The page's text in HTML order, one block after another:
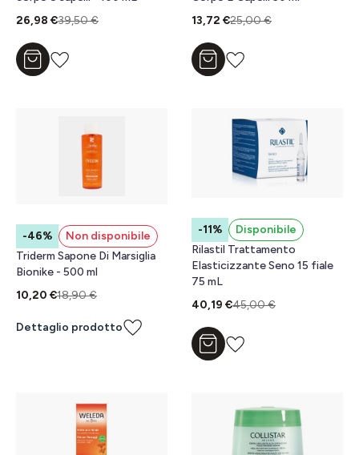
26,98 €39,50 €
Aggiungi al carrello
13,72 €25,00 €
Aggiungi al carrello
-46%
Non disponibile
Triderm Sapone Di Marsiglia
Bionike - 500 ml
10,20 €18,90 €
Dettaglio prodotto
-11%
Disponibile
Rilastil Trattamento
Elasticizzante Seno 15 fiale
75 mL
40,19 €45,00 €
Aggiungi al carrello